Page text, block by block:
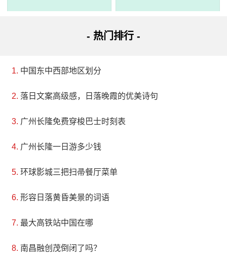
- 热门排行 -
中国东中西部地区划分
落日文案高级感，日落晚霞的优美诗句
广州长隆免费穿梭巴士时刻表
广州长隆一日游多少钱
环球影城三把扫帚餐厅菜单
形容日落黄昏美景的词语
最大高铁站中国在哪
南昌融创茂倒闭了吗？